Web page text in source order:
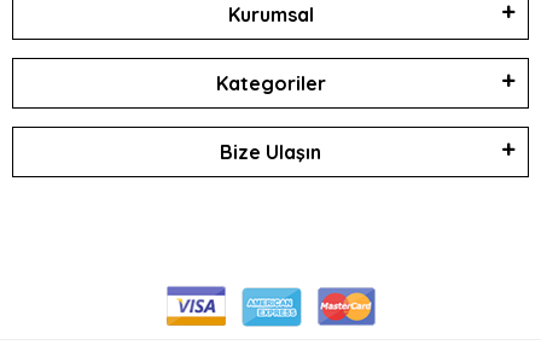
Kurumsal
Kategoriler
Bize Ulaşın